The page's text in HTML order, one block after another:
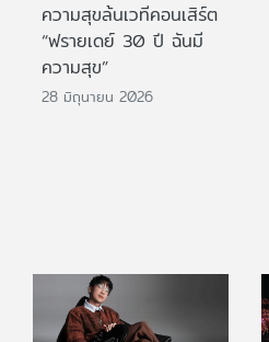
ความสุขล้นเวทีคอนเสิร์ต
“ฟรายเดย์ 30 ปี ฉันมี
ความสุข”
28 มิถุนายน 2026